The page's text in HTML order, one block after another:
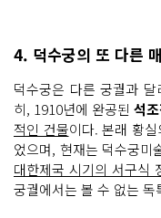
4. 덕수궁의 또 다른
덕수궁은 다른 궁궐과
히, 1910년에 완공된 석
적인 건물이다. 본래 황
었으며, 현재는 덕수궁미
대한제국 시기의 서구식
궁궐에서는 볼 수 없는